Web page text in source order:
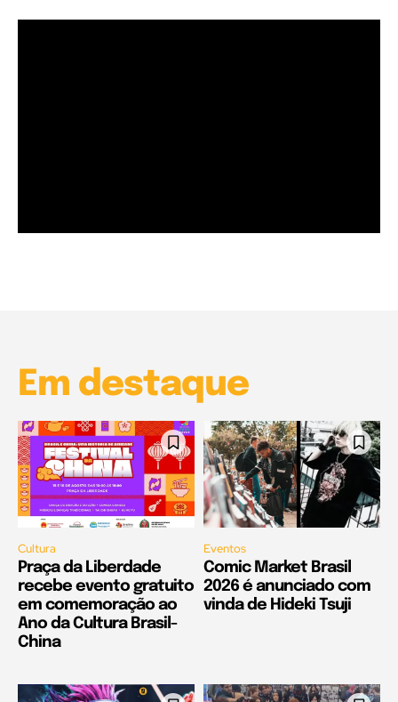
Em destaque
Cultura
Praça da Liberdade
recebe evento gratuito
em comemoração ao
Ano da Cultura Brasil-
China
Eventos
Comic Market Brasil
2026 é anunciado com
vinda de Hideki Tsuji